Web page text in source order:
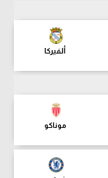
ألفيركا
موناكو